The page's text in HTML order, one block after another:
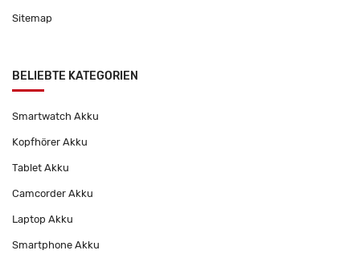
Sitemap
BELIEBTE KATEGORIEN
Smartwatch Akku
Kopfhörer Akku
Tablet Akku
Camcorder Akku
Laptop Akku
Smartphone Akku